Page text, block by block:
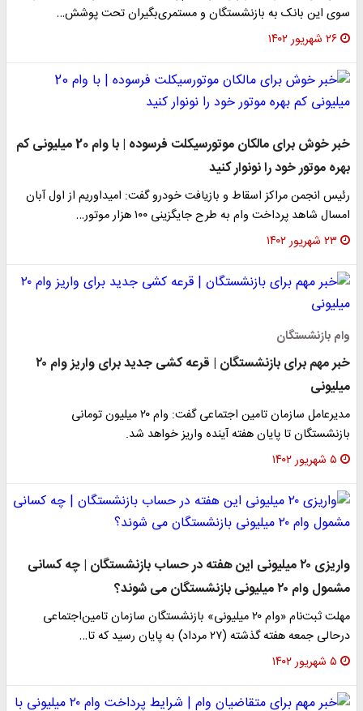
سوی این بانک به بازنشستگان و مستمری‌بگیران تحت پوشش…
۲۶ شهریور ۱۴۰۲
خبر خوش برای مالکان موتورسیکلت فرسوده | با وام 20 میلیونی کم
بهره موتور خود را نونوار کنید
رئیس انجمن مراکز اسقاط و بازیافت خودرو گفت: امیداوریم از اول آبان
امسال شاهد پرداخت وام به طرح جایگزینی ۱۰۰ هزار موتور…
۲۳ شهریور ۱۴۰۲
وام بازنشستگان
خبر مهم برای بازنشستگان | قرعه کشی جدید برای واریز وام ۲۰
میلیونی
مدیرعامل سازمان تامین اجتماعی گفت: وام ۲۰ میلیون تومانی
بازنشستگان تا پایان هفته آینده واریز خواهد شد.
۵ شهریور ۱۴۰۲
واریزی ۲۰ میلیونی این هفته در حساب بازنشستگان | چه کسانی
مشمول وام ۲۰ میلیونی بازنشستگان می شوند؟
مهلت ثبت‌نام «وام ۲۰ میلیونی» بازنشستگان سازمان تامین‌اجتماعی
درحالی جمعه هفته گذشته (۲۷ مرداد) به پایان رسید که تا…
۵ شهریور ۱۴۰۲